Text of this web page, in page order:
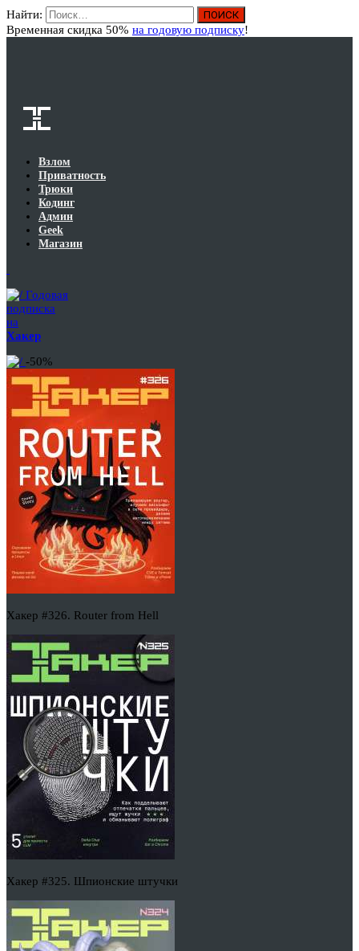
Найти:
Временная скидка 50% на годовую подписку!
Взлом
Приватность
Трюки
Кодинг
Админ
Geek
Магазин
Годовая
подписка
на
Хакер
-50%
Хакер #326. Router from Hell
Хакер #325. Шпионские штучки